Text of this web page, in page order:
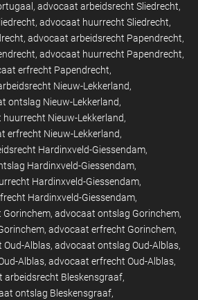
advocaat arbeidsrecht Sliedrecht
advocaat huurrecht Sliedrecht
advocaat arbeidsrecht Papendrecht
advocaat huurrecht Papendrecht
erfrecht Papendrecht
Nieuw-Lekkerland
ontslag Nieuw-Lekkerland
Nieuw-Lekkerland
erfrecht Nieuw-Lekkerland
Hardinxveld-Giessendam
Hardinxveld-Giessendam
Hardinxveld-Giessendam
Hardinxveld-Giessendam
Gorinchem advocaat ontslag Gorinchem
advocaat erfrecht Gorinchem
Oud-Alblas advocaat ontslag Oud-Alblas
Alblas advocaat erfrecht Oud-Alblas
arbeidsrecht Bleskensgraaf
ontslag Bleskensgraaf